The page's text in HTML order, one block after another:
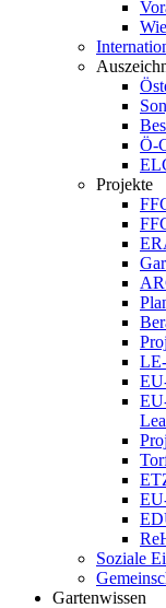
Ö-
Projekte
Soziale
Gartenwissen